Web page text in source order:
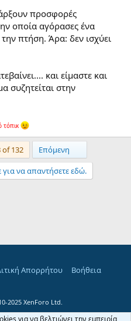
προσφορές
οποία αγόρασες ένα
την πτήση. Άρα: δεν ισχύει
και είμαστε και
συζητείται στην
τόπικ
of 132 Επόμενη
για να απαντήσετε εδώ.
Απορρήτου
Βοήθεια
2025 XenForo Ltd.
για να βελτιώνει την εμπειρία